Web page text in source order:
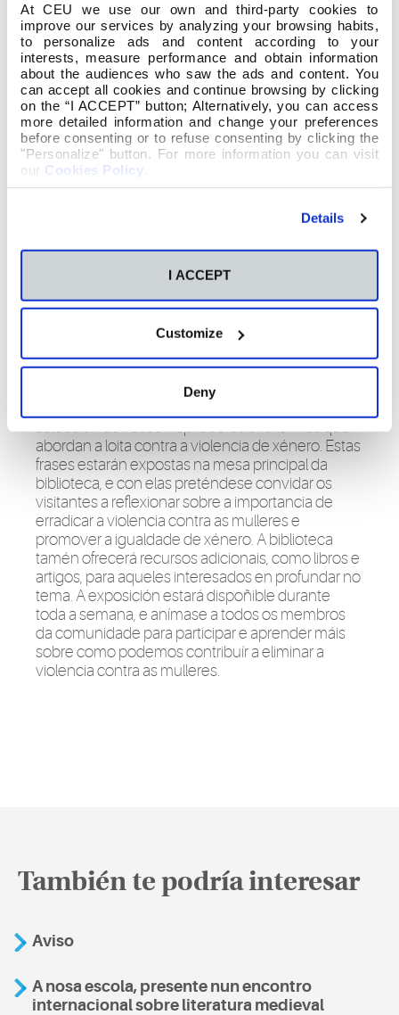
At CEU we use our own and third-party cookies to
improve our services by analyzing your browsing habits,
to personalize ads and content according to your
interests, measure performance and obtain information
about the audiences who saw the ads and content. You
can accept all cookies and continue browsing by clicking
on the “I ACCEPT” button; Alternatively, you can access
more detailed information and change your preferences
before consenting or to refuse consenting by clicking the
"Personalize" button. For more information you can visit
our Cookies Policy
Details
I ACCEPT
Customize
Deny
En conmemoración do Día Internacional da
Eliminación da Violencia contra a Muller, a
biblioteca organiza unha actividade especial para
sensibilizar e educar á comunidade sobre este
selección de frases inspiradoras e reflexivas que
abordan a loita contra a violencia de xénero. Estas
frases estarán expostas na mesa principal da
biblioteca, e con elas preténdese convidar os
visitantes a reflexionar sobre a importancia de
erradicar a violencia contra as mulleres e
promover a igualdade de xénero. A biblioteca
tamén ofrecerá recursos adicionais, como libros e
artigos, para aqueles interesados en profundar no
tema. A exposición estará dispoñible durante
toda a semana, e anímase a todos os membros
da comunidade para participar e aprender máis
sobre como podemos contribuír a eliminar a
violencia contra as mulleres.
También te podría interesar
Aviso
A nosa escola, presente nun encontro
internacional sobre literatura medieval